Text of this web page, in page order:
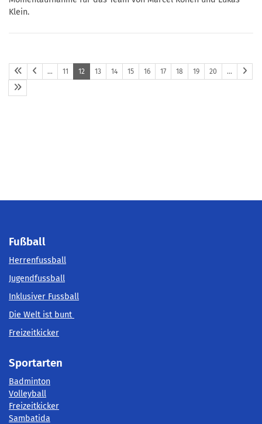
Klein.
… 11 12 13 14 15 16 17 18 19 20 …
Fußball
Herrenfussball
Jugendfussball
Inklusiver Fussball
Die Welt ist bunt
Freizeitkicker
Sportarten
Badminton
Volleyball
Freizeitkicker
Sambatida